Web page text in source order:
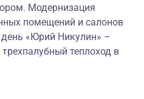
Модернизация
помещений и салонов
«Юрий Никулин» –
теплоход в